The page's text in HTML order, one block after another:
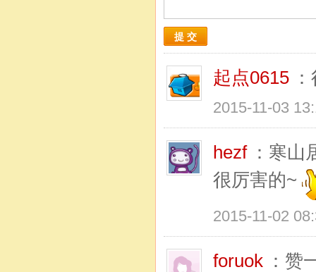
提 交
起点0615
2015-11-03
hezf ：寒山
很厉害的~
2015-11-02
foruok ：赞